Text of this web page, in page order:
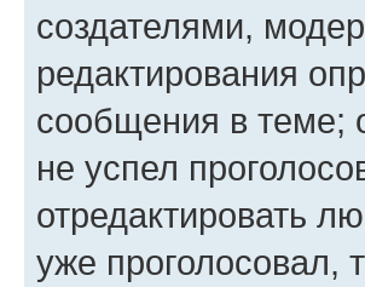
создателями,
редактирования
сообщения в теме;
не успел
отредактировать
уже проголосовал,